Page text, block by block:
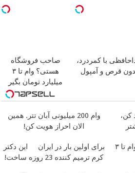
با کمردرد،
قرص و آمپول
صاحب فروشگاه
هستی؟ وام تا ۳
میلیارد تومان بگیر
کن،
وام 200 میلیونی آبان تتر. همین
الان احراز هویت کن!
صاحب فروشگاه هستی؟ وام تا ۳
برای اولین بار در ایران
این دکتر
کرم ترمیم کننده 23 روزه ساخت!